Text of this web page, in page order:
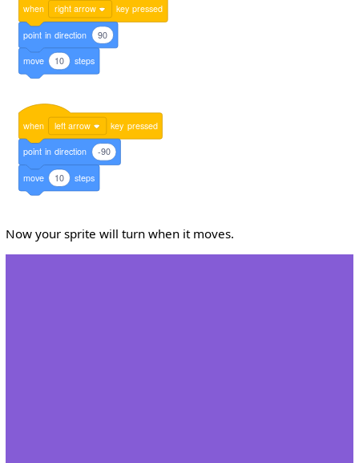
when right arrow key pressed
point in direction 90
move 10 steps
when left arrow key pressed
point in direction -90
move 10 steps
Now your sprite will turn when it moves.